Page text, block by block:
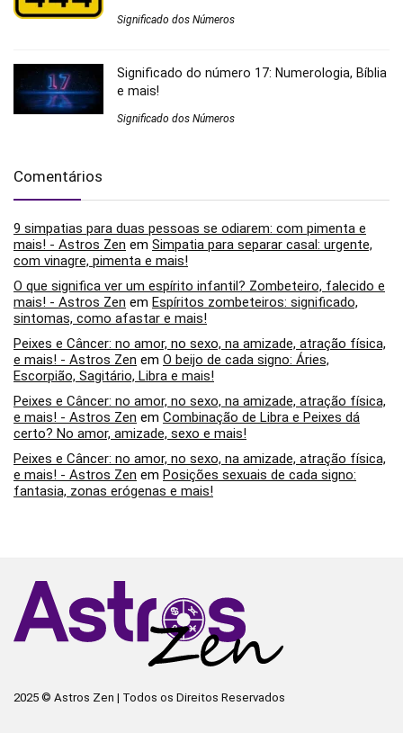
Significado dos Números
Significado do número 17: Numerologia, Bíblia
e mais!
Significado dos Números
Comentários
9 simpatias para duas pessoas se odiarem: com pimenta e
mais! - Astros Zen em Simpatia para separar casal: urgente,
com vinagre, pimenta e mais!
O que significa ver um espírito infantil? Zombeteiro, falecido e
mais! - Astros Zen em Espíritos zombeteiros: significado,
sintomas, como afastar e mais!
Peixes e Câncer: no amor, no sexo, na amizade, atração física,
e mais! - Astros Zen em O beijo de cada signo: Áries,
Escorpião, Sagitário, Libra e mais!
Peixes e Câncer: no amor, no sexo, na amizade, atração física,
e mais! - Astros Zen em Combinação de Libra e Peixes dá
certo? No amor, amizade, sexo e mais!
Peixes e Câncer: no amor, no sexo, na amizade, atração física,
e mais! - Astros Zen em Posições sexuais de cada signo:
fantasia, zonas erógenas e mais!
2025 © Astros Zen | Todos os Direitos Reservados